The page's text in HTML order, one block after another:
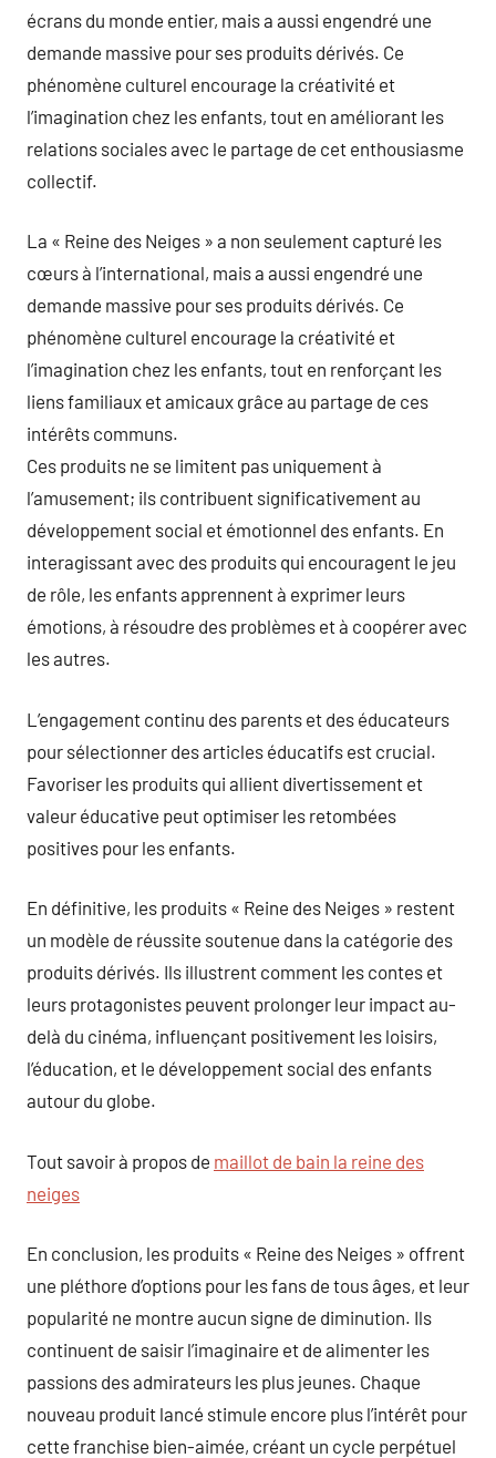
écrans du monde entier, mais a aussi engendré une
demande massive pour ses produits dérivés. Ce
phénomène culturel encourage la créativité et
l’imagination chez les enfants, tout en améliorant les
relations sociales avec le partage de cet enthousiasme
collectif.
La « Reine des Neiges » a non seulement capturé les
cœurs à l’international, mais a aussi engendré une
demande massive pour ses produits dérivés. Ce
phénomène culturel encourage la créativité et
l’imagination chez les enfants, tout en renforçant les
liens familiaux et amicaux grâce au partage de ces
intérêts communs.
Ces produits ne se limitent pas uniquement à
l’amusement; ils contribuent significativement au
développement social et émotionnel des enfants. En
interagissant avec des produits qui encouragent le jeu
de rôle, les enfants apprennent à exprimer leurs
émotions, à résoudre des problèmes et à coopérer avec
les autres.
L’engagement continu des parents et des éducateurs
pour sélectionner des articles éducatifs est crucial.
Favoriser les produits qui allient divertissement et
valeur éducative peut optimiser les retombées
positives pour les enfants.
En définitive, les produits « Reine des Neiges » restent
un modèle de réussite soutenue dans la catégorie des
produits dérivés. Ils illustrent comment les contes et
leurs protagonistes peuvent prolonger leur impact au-
delà du cinéma, influençant positivement les loisirs,
l’éducation, et le développement social des enfants
autour du globe.
Tout savoir à propos de maillot de bain la reine des
neiges
En conclusion, les produits « Reine des Neiges » offrent
une pléthore d’options pour les fans de tous âges, et leur
popularité ne montre aucun signe de diminution. Ils
continuent de saisir l’imaginaire et de alimenter les
passions des admirateurs les plus jeunes. Chaque
nouveau produit lancé stimule encore plus l’intérêt pour
cette franchise bien-aimée, créant un cycle perpétuel